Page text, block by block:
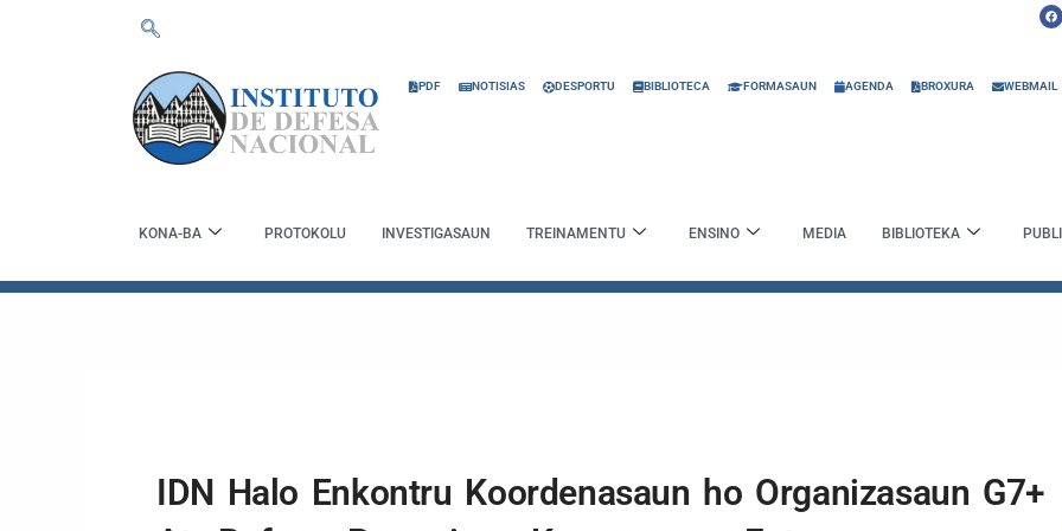
F
a
c
k
PDF NOTISIAS DESPORTU BIBLIOTECA FORMASAUN AGENDA BROXURA WEBMAIL
KONA-BA PROTOKOLU INVESTIGASAUN TREINAMENTU ENSINO MEDIA BIBLIOTEKA
IDN Halo Enkontru Koordenasaun ho Organizasaun G7+